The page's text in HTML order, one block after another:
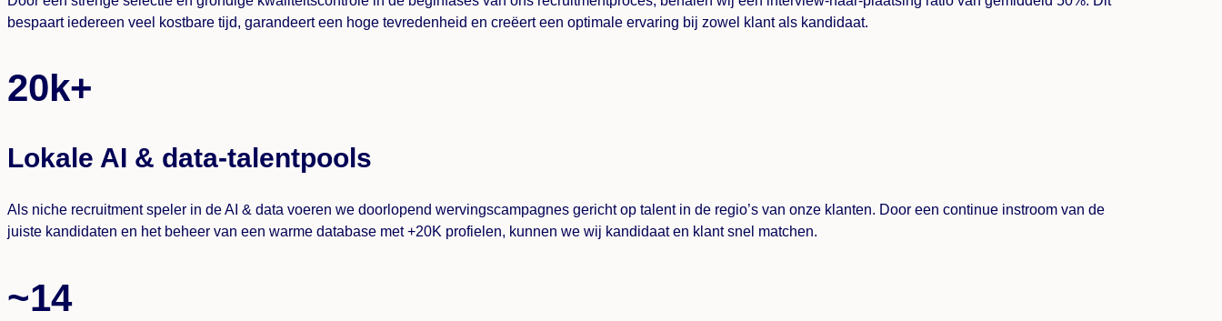
bespaart iedereen veel kostbare tijd, garandeert een hoge tevredenheid en creëert een optimale ervaring bij zowel klant als kandidaat.
20k+
Lokale AI & data-talentpools
Als niche recruitment speler in de AI & data voeren we doorlopend wervingscampagnes gericht op talent in de regio’s van onze klanten. Door een continue instroom van de
juiste kandidaten en het beheer van een warme database met +20K profielen, kunnen we wij kandidaat en klant snel matchen.
~14